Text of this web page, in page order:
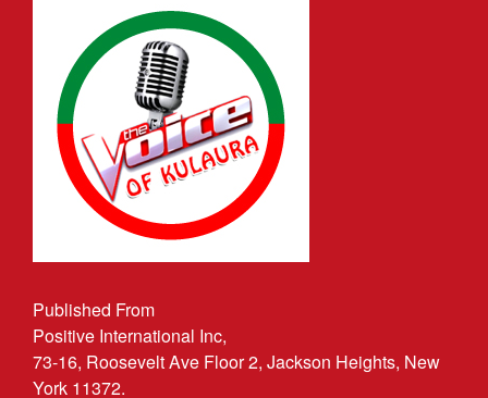
Published From
Positive International Inc,
73-16, Roosevelt Ave Floor 2, Jackson Heights, New
York 11372.